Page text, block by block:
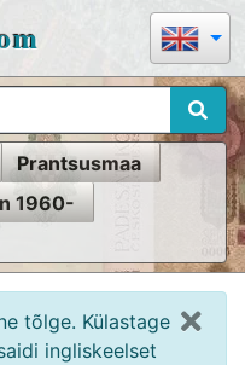
Prantsusmaa
1960-
tõlge. Külastage
ingliskeelset